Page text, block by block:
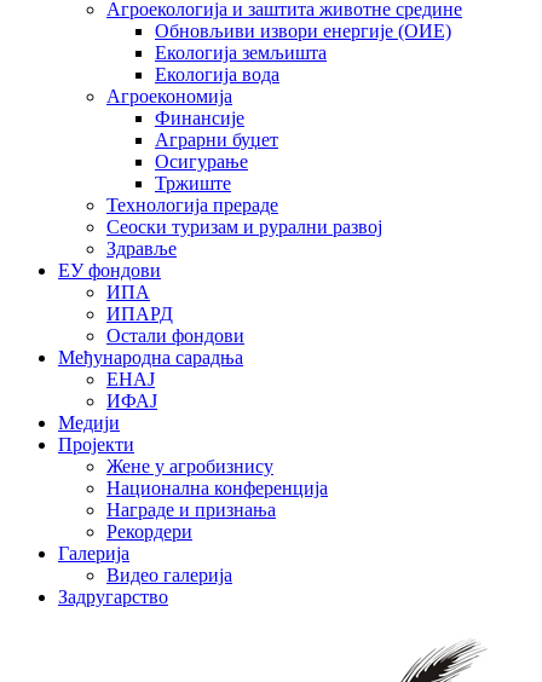
Агроекологија и заштита животне средине
Обновљиви извори енергије (ОИЕ)
Екологија земљишта
Екологија вода
Агроекономија
Финансије
Аграрни буџет
Осигурање
Тржиште
Технологија прераде
Сеоски туризам и рурални развој
Здравље
ЕУ фондови
ИПА
ИПАРД
Остали фондови
Међународна сарадња
ЕНАЈ
ИФАЈ
Медији
Пројекти
Жене у агробизнису
Национална конференција
Награде и признања
Рекордери
Галерија
Видео галерија
Задругарство